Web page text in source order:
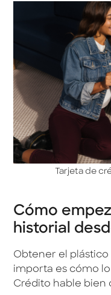
Tarjeta de
Cómo
historial
Obtener el plástico
importa es cómo lo
Crédito hable bien